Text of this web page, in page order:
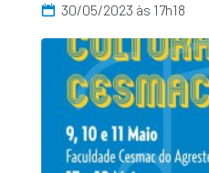
30/05/2023 às 17h18